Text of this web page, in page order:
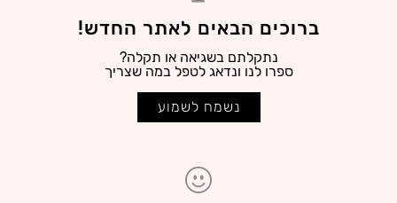
ברוכים הבאים לאתר החדש!
נתקלתם בשגיאה או תקלה?
ספרו לנו ונדאג לטפל במה שצריך
נשמח לשמוע